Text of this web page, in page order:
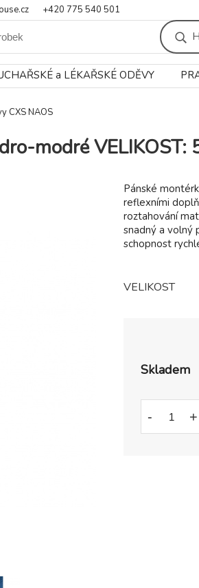
+420 775 540 501
a LÉKAŘSKÉ ODĚVY
CXS NAOS
modré VELIKOST:
Pánské
reflexními
roztahování
snadný a volný
schopnost
VELIKOST
Skladem
- +